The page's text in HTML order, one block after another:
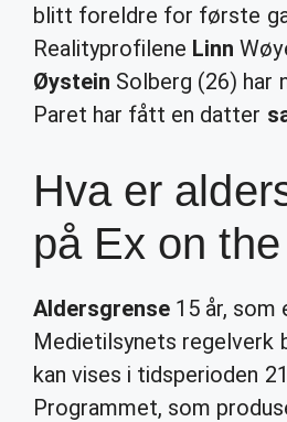
blitt foreldre for første
Realityprofilene Linn
Øystein Solberg (26) har
Paret har fått en datter
Hva er
på Ex on
Aldersgrense 15 år, som
Medietilsynets regelverk
kan vises i tidsperioden
Programmet, som